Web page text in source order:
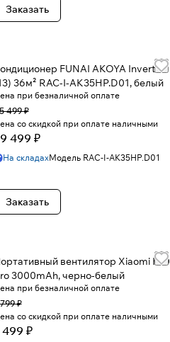
Заказать
FUNAI AKOYA Inverter
36м² RAC-I-AK35HP.D01, белый
при безналичной оплате
499 ₽
со скидкой при оплате наличными
499 ₽
На складахМодель RAC-I-AK35HP.D01
Заказать
вентилятор Xiaomi F30
3000mAh, черно-белый
при безналичной оплате
₽
со скидкой при оплате наличными
499 ₽